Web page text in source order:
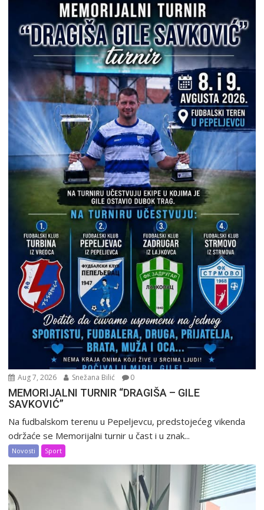
Aug 7, 2026 Snežana Bilić 0
MEMORIJALNI TURNIR “DRAGIŠA – GILE
SAVKOVIĆ”
Na fudbalskom terenu u Pepeljevcu, predstojećeg vikenda
održaće se Memorijalni turnir u čast i u znak...
Novosti Sport